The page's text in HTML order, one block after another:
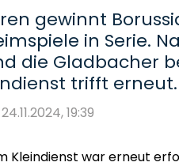
gewinnt
in Serie.
die Gladbacher
trifft erneut.
19:39